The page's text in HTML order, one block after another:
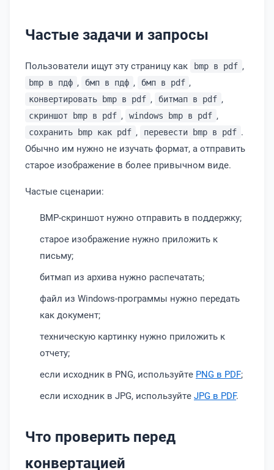
Частые задачи и запросы
Пользователи ищут эту страницу как bmp в pdf ,
bmp в пдф , бмп в пдф , бмп в pdf ,
конвертировать bmp в pdf , битмап в pdf ,
скриншот bmp в pdf , windows bmp в pdf ,
сохранить bmp как pdf , перевести bmp в pdf .
Обычно им нужно не изучать формат, а отправить
старое изображение в более привычном виде.
Частые сценарии:
BMP-скриншот нужно отправить в поддержку;
старое изображение нужно приложить к
письму;
битмап из архива нужно распечатать;
файл из Windows-программы нужно передать
как документ;
техническую картинку нужно приложить к
отчету;
если исходник в PNG, используйте PNG в PDF;
если исходник в JPG, используйте JPG в PDF.
Что проверить перед
конвертацией